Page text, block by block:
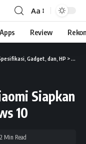
Aa
Review
Gadget, dan, HP > News
Siapkan
10
2 Min Read